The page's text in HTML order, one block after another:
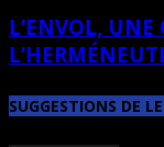
L’ENVOL,
SUGGESTIONS DE